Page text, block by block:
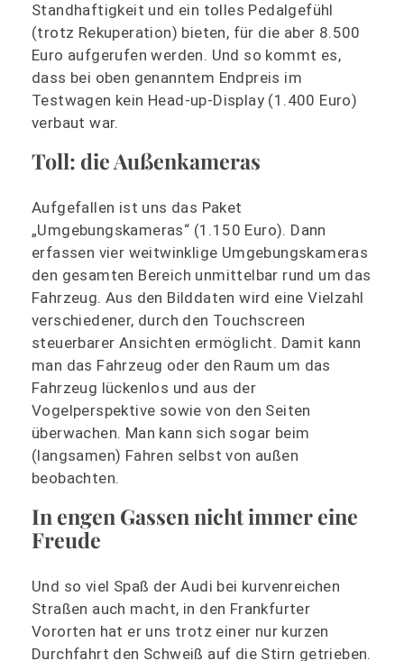
Standhaftigkeit und ein tolles Pedalgefühl
(trotz Rekuperation) bieten, für die aber 8.500
Euro aufgerufen werden. Und so kommt es,
dass bei oben genanntem Endpreis im
Testwagen kein Head-up-Display (1.400 Euro)
verbaut war.
Toll: die Außenkameras
Aufgefallen ist uns das Paket
„Umgebungskameras“ (1.150 Euro). Dann
erfassen vier weitwinklige Umgebungskameras
den gesamten Bereich unmittelbar rund um das
Fahrzeug. Aus den Bilddaten wird eine Vielzahl
verschiedener, durch den Touchscreen
steuerbarer Ansichten ermöglicht. Damit kann
man das Fahrzeug oder den Raum um das
Fahrzeug lückenlos und aus der
Vogelperspektive sowie von den Seiten
überwachen. Man kann sich sogar beim
(langsamen) Fahren selbst von außen
beobachten.
In engen Gassen nicht immer eine
Freude
Und so viel Spaß der Audi bei kurvenreichen
Straßen auch macht, in den Frankfurter
Vororten hat er uns trotz einer nur kurzen
Durchfahrt den Schweiß auf die Stirn getrieben.